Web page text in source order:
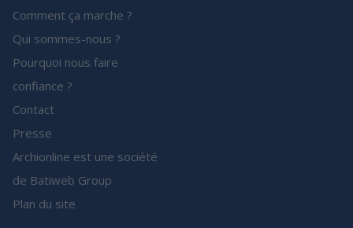
Comment ça marche ?
Qui sommes-nous ?
Pourquoi nous faire
confiance ?
Contact
Presse
Archionline est une société
de Batiweb Group
Plan du site